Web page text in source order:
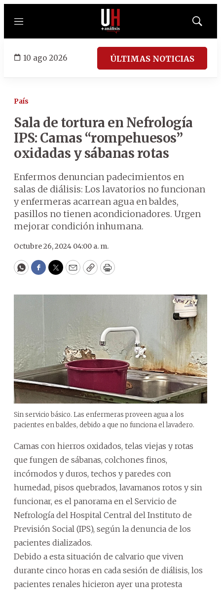
Menú
Mostrar
10 ago 2026 ÚLTIMAS NOTICIAS
País
Sala de tortura en Nefrología
IPS: Camas “rompehuesos”
oxidadas y sábanas rotas
Enfermos denuncian padecimientos en
salas de diálisis: Los lavatorios no funcionan
y enfermeras acarrean agua en baldes,
pasillos no tienen acondicionadores. Urgen
mejorar condición inhumana.
Octubre 26, 2024 04:00 a. m.
WhatsApp
Facebook
Twitter
EmailCopyPrint
Sin servicio básico. Las enfermeras proveen agua a los
pacientes en baldes, debido a que no funciona el lavadero.
Camas con hierros oxidados, telas viejas y rotas
que fungen de sábanas, colchones finos,
incómodos y duros, techos y paredes con
humedad, pisos quebrados, lavamanos rotos y sin
funcionar, es el panorama en el Servicio de
Nefrología del Hospital Central del Instituto de
Previsión Social (IPS), según la denuncia de los
pacientes dializados.
Debido a esta situación de calvario que viven
durante cinco horas en cada sesión de diálisis, los
pacientes renales hicieron ayer una protesta